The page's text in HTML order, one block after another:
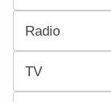
Radio
TV